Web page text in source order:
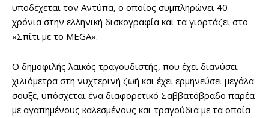
υποδέχεται τον Αντύπα, ο οποίος συμπληρώνει 40
χρόνια στην ελληνική δισκογραφία και τα γιορτάζει στο
«Σπίτι με το MEGA».
Ο δημοφιλής λαϊκός τραγουδιστής, που έχει διανύσει
χιλιόμετρα στη νυχτερινή ζωή και έχει ερμηνεύσει μεγάλα
σουξέ, υπόσχεται ένα διαφορετικό Σαββατόβραδο παρέα
με αγαπημένους καλεσμένους και τραγούδια με τα οποία